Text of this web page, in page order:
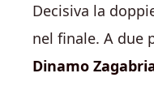
Decisiva la
nel finale. A due
Dinamo